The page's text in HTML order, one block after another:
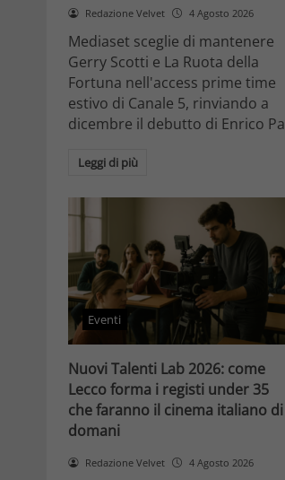
Redazione Velvet 4 Agosto 2026
Mediaset sceglie di mantenere
Gerry Scotti e La Ruota della
Fortuna nell'access prime time
estivo di Canale 5, rinviando a
dicembre il debutto di Enrico Pa
Leggi di più
Eventi
Nuovi Talenti Lab 2026: come
Lecco forma i registi under 35
che faranno il cinema italiano di
domani
Redazione Velvet 4 Agosto 2026